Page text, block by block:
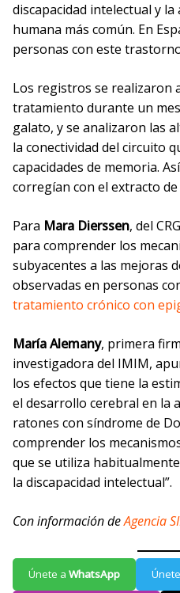
discapacidad intelectual y
humana más común. En
personas con este
Los registros se realizaron
tratamiento durante un
galato, y se analizaron las
la conectividad del circuito
capacidades de memoria.
corregían con el extracto de
Para Mara Dierssen, del
para comprender los
subyacentes a las mejoras
observadas en personas
tratamiento crónico con
María Alemany, primera
investigadora del IMIM,
los efectos que tiene la
el desarrollo cerebral en la
ratones con síndrome de
comprender los
que se utiliza
la discapacidad intelectual”.
Con información deAgencia
Únete a WhatsApp